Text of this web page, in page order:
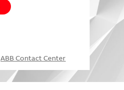
ABB Contact Center